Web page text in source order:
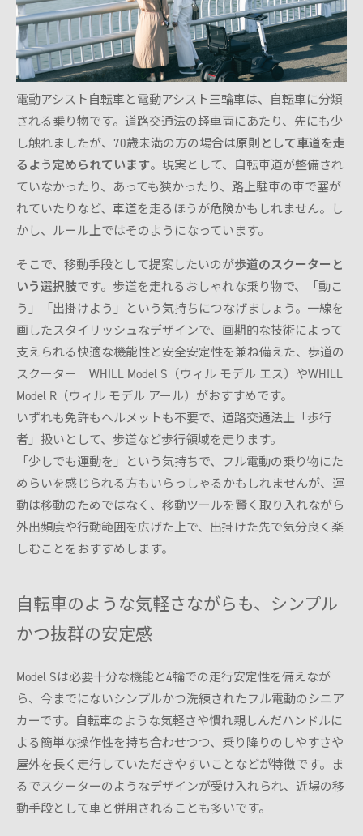
電動アシスト自転車と電動アシスト三輪車は、自転車に分類
される乗り物です。道路交通法の軽車両にあたり、先にも少
し触れましたが、70歳未満の方の場合は原則として車道を走
るよう定められています。現実として、自転車道が整備され
ていなかったり、あっても狭かったり、路上駐車の車で塞が
れていたりなど、車道を走るほうが危険かもしれません。し
かし、ルール上ではそのようになっています。
そこで、移動手段として提案したいのが歩道のスクーターと
いう選択肢です。歩道を走れるおしゃれな乗り物で、「動こ
う」「出掛けよう」という気持ちにつなげましょう。一線を
画したスタイリッシュなデザインで、画期的な技術によって
支えられる快適な機能性と安全安定性を兼ね備えた、歩道の
スクーター WHILL Model S（ウィル モデル エス）やWHILL
Model R（ウィル モデル アール）がおすすめです。
いずれも免許もヘルメットも不要で、道路交通法上「歩行
者」扱いとして、歩道など歩行領域を走ります。
「少しでも運動を」という気持ちで、フル電動の乗り物にた
めらいを感じられる方もいらっしゃるかもしれませんが、運
動は移動のためではなく、移動ツールを賢く取り入れながら
外出頻度や行動範囲を広げた上で、出掛けた先で気分良く楽
しむことをおすすめします。
自転車のような気軽さながらも、シンプル
かつ抜群の安定感
Model Sは必要十分な機能と4輪での走行安定性を備えなが
ら、今までにないシンプルかつ洗練されたフル電動のシニア
カーです。自転車のような気軽さや慣れ親しんだハンドルに
よる簡単な操作性を持ち合わせつつ、乗り降りのしやすさや
屋外を長く走行していただきやすいことなどが特徴です。ま
るでスクーターのようなデザインが受け入れられ、近場の移
動手段として車と併用されることも多いです。